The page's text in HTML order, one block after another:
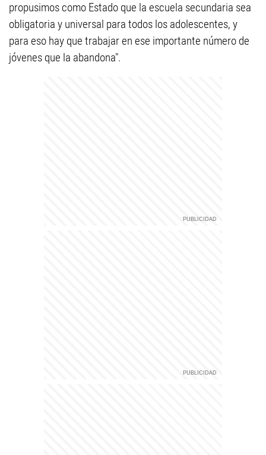
propusimos como Estado que la escuela secundaria sea
obligatoria y universal para todos los adolescentes, y
para eso hay que trabajar en ese importante número de
jóvenes que la abandona".